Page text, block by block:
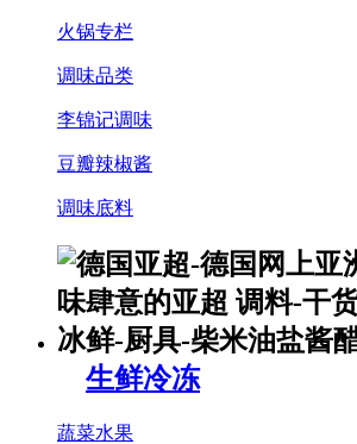
火锅专栏
调味品类
李锦记调味
豆瓣辣椒酱
调味底料
生鲜冷冻
蔬菜水果